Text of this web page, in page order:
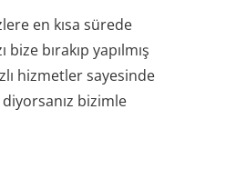
en kısa sürede
bırakıp yapılmış
hizmetler sayesinde
bizimle